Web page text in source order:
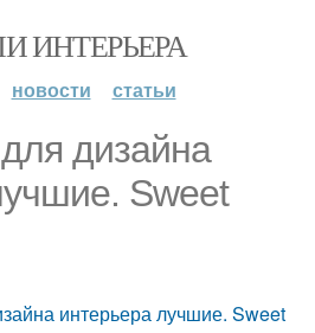
ИНТЕРЬЕРА
новости статьи
дизайна
Sweet
интерьера лучшие. Sweet